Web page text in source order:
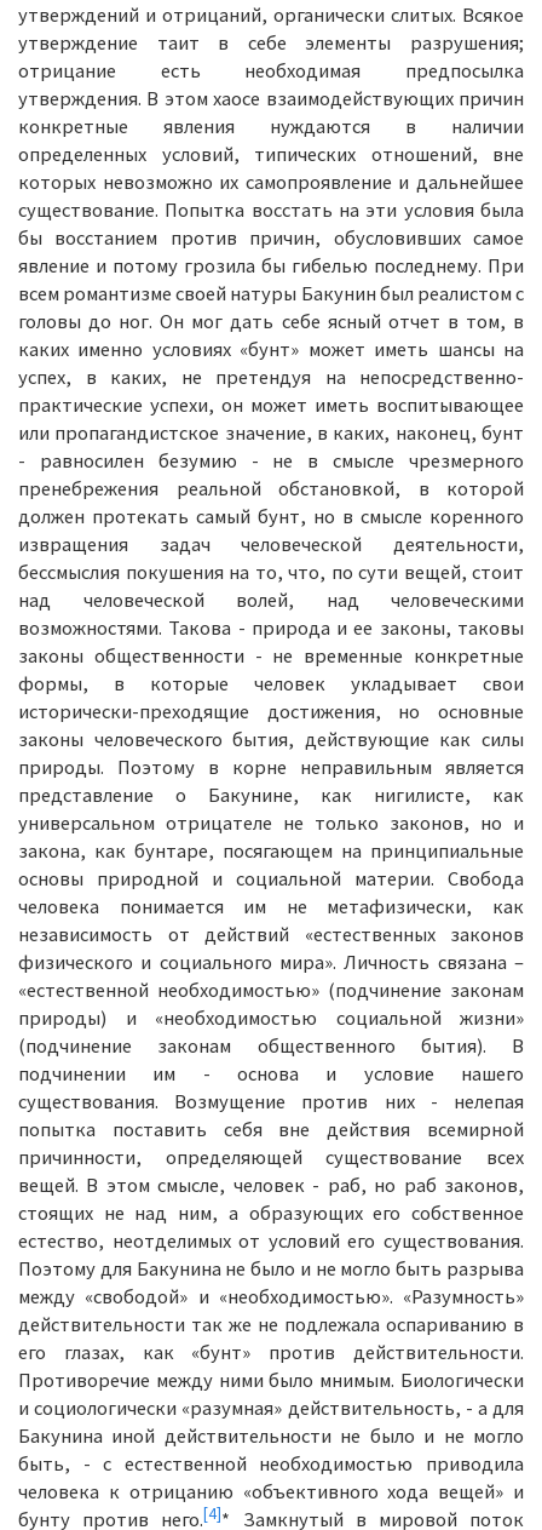
утверждений и отрицаний, органически слитых. Всякое
утверждение таит в себе элементы разрушения;
отрицание есть необходимая предпосылка
утверждения. В этом хаосе взаимодействующих причин
конкретные явления нуждаются в наличии
определенных условий, типических отношений, вне
которых невозможно их самопроявление и дальнейшее
существование. Попытка восстать на эти условия была
бы восстанием против причин, обусловивших самое
явление и потому грозила бы гибелью последнему. При
всем романтизме своей натуры Бакунин был реалистом с
головы до ног. Он мог дать себе ясный отчет в том, в
каких именно условиях «бунт» может иметь шансы на
успех, в каких, не претендуя на непосредственно-
практические успехи, он может иметь воспитывающее
или пропагандистское значение, в каких, наконец, бунт
- равносилен безумию - не в смысле чрезмерного
пренебрежения реальной обстановкой, в которой
должен протекать самый бунт, но в смысле коренного
извращения задач человеческой деятельности,
бессмыслия покушения на то, что, по сути вещей, стоит
над человеческой волей, над человеческими
возможностями. Такова - природа и ее законы, таковы
законы общественности - не временные конкретные
формы, в которые человек укладывает свои
исторически-преходящие достижения, но основные
законы человеческого бытия, действующие как силы
природы. Поэтому в корне неправильным является
представление о Бакунине, как нигилисте, как
универсальном отрицателе не только законов, но и
закона, как бунтаре, посягающем на принципиальные
основы природной и социальной материи. Свобода
человека понимается им не метафизически, как
независимость от действий «естественных законов
физического и социального мира». Личность связана –
«естественной необходимостью» (подчинение законам
природы) и «необходимостью социальной жизни»
(подчинение законам общественного бытия). В
подчинении им - основа и условие нашего
существования. Возмущение против них - нелепая
попытка поставить себя вне действия всемирной
причинности, определяющей существование всех
вещей. В этом смысле, человек - раб, но раб законов,
стоящих не над ним, а образующих его собственное
естество, неотделимых от условий его существования.
Поэтому для Бакунина не было и не могло быть разрыва
между «свободой» и «необходимостью». «Разумность»
действительности так же не подлежала оспариванию в
его глазах, как «бунт» против действительности.
Противоречие между ними было мнимым. Биологически
и социологически «разумная» действительность, - а для
Бакунина иной действительности не было и не могло
быть, - с естественной необходимостью приводила
человека к отрицанию «объективного хода вещей» и
бунту против него.[4]* Замкнутый в мировой поток